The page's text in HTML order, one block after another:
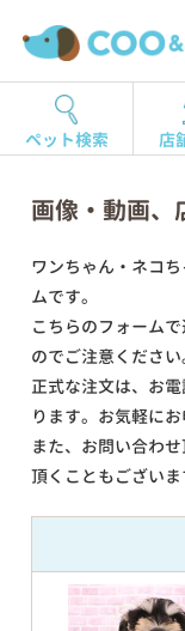
ペット検索 店
画像・動画、
ワンちゃん・ネコ
ムです。
こちらのフォーム
のでご注意ください
正式な注文は、お
ります。お気軽にお
また、お問い合わ
頂くこともございま